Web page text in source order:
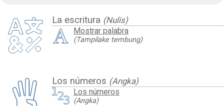
La escritura (Nulis)
Mostrar palabra
(Tampilake tembung)
Los números (Angka)
Los números
(Angka)